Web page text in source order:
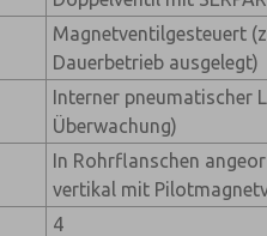
Magnetventilgesteuert
Dauerbetrieb ausgelegt)
Interner pneumatischer
Überwachung)
In Rohrflanschen
vertikal mit
4